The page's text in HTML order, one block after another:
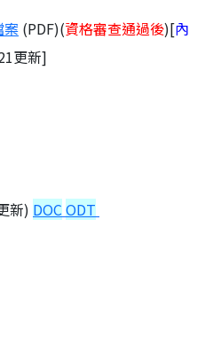
案 (PDF)(資格審查通過後)[內
更新]
新) DOC ODT